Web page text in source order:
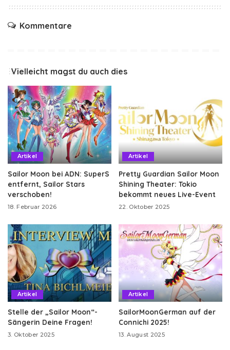
Kommentare
Vielleicht magst du auch dies
Artikel
Sailor Moon bei ADN: SuperS
entfernt, Sailor Stars
verschoben!
18. Februar 2026
Artikel
Pretty Guardian Sailor Moon
Shining Theater: Tokio
bekommt neues Live-Event
22. Oktober 2025
Artikel
Stelle der „Sailor Moon“-
Sängerin Deine Fragen!
3. Oktober 2025
Artikel
SailorMoonGerman auf der
Connichi 2025!
13. August 2025